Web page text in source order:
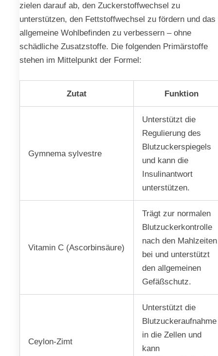
zielen darauf ab, den Zuckerstoffwechsel zu
unterstützen, den Fettstoffwechsel zu fördern und das
allgemeine Wohlbefinden zu verbessern – ohne
schädliche Zusatzstoffe. Die folgenden Primärstoffe
stehen im Mittelpunkt der Formel:
Zutat Funktion
Gymnema sylvestre
Unterstützt die
Regulierung des
Blutzuckerspiegels
und kann die
Insulinantwort
unterstützen.
Vitamin C (Ascorbinsäure)
Trägt zur normalen
Blutzuckerkontrolle
nach den Mahlzeiten
bei und unterstützt
den allgemeinen
Gefäßschutz.
Ceylon-Zimt
Unterstützt die
Blutzuckeraufnahme
in die Zellen und
kann